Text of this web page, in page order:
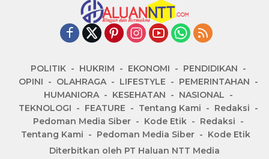
POLITIK HUKRIM EKONOMI
PENDIDIKAN
OPINI
OLAHRAGA LIFESTYLE
PEMERINTAHAN
HUMANIORA
KESEHATAN
NASIONAL
TEKNOLOGI
FEATURE Tentang Kami
Redaksi
Pedoman Media Siber
Kode Etik
Redaksi
Tentang Kami
Pedoman Media Siber
Kode Etik
Diterbitkan oleh PT Haluan NTT Media